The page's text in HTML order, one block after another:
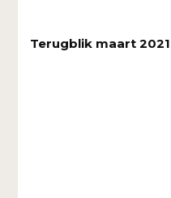
Terugblik maart 2021